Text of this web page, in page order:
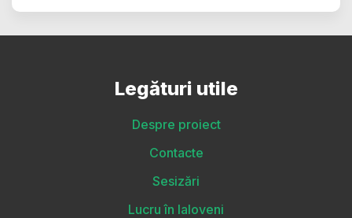
Legături utile
Despre proiect
Contacte
Sesizări
Lucru în Ialoveni